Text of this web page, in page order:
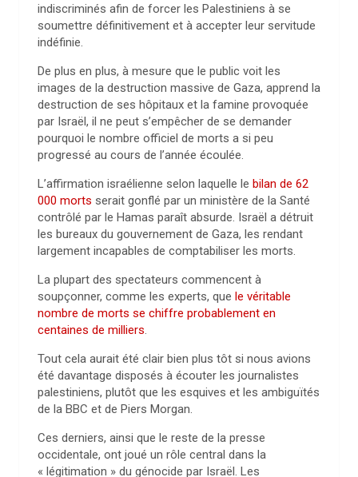
indiscriminés afin de forcer les Palestiniens à se
soumettre définitivement et à accepter leur servitude
indéfinie.
De plus en plus, à mesure que le public voit les
images de la destruction massive de Gaza, apprend la
destruction de ses hôpitaux et la famine provoquée
par Israël, il ne peut s’empêcher de se demander
pourquoi le nombre officiel de morts a si peu
progressé au cours de l’année écoulée.
L’affirmation israélienne selon laquelle le bilan de 62
000 morts serait gonflé par un ministère de la Santé
contrôlé par le Hamas paraît absurde. Israël a détruit
les bureaux du gouvernement de Gaza, les rendant
largement incapables de comptabiliser les morts.
La plupart des spectateurs commencent à
soupçonner, comme les experts, que le véritable
nombre de morts se chiffre probablement en
centaines de milliers.
Tout cela aurait été clair bien plus tôt si nous avions
été davantage disposés à écouter les journalistes
palestiniens, plutôt que les esquives et les ambiguïtés
de la BBC et de Piers Morgan.
Ces derniers, ainsi que le reste de la presse
occidentale, ont joué un rôle central dans la
« légitimation » du génocide par Israël. Les